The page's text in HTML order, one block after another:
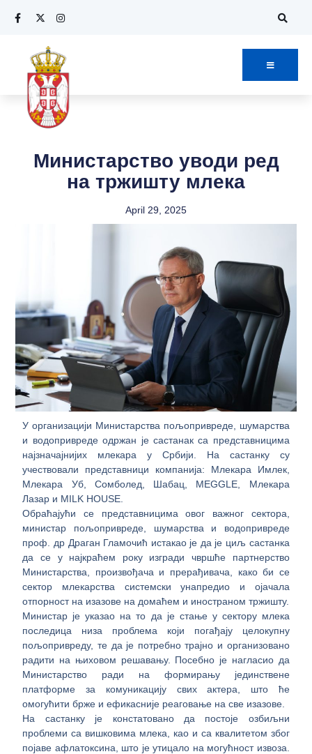
Министарство уводи ред
на тржишту млека
April 29, 2025
У организацији Министарства пољопривреде, шумарства
и водопривреде одржан je састанак са представницима
најзначајнијих млекара у Србији. На састанку су
учествовали представници компанија: Млекара Имлек,
Млекара Уб, Сомболед, Шабац, MEGGLE, Млекара
Лазар и MILK HOUSE.
Обраћајући се представницима овог важног сектора,
министар пољопривреде, шумарства и водопривреде
проф. др Драган Гламочић истакао је да је циљ састанка
да се у најкраћем року изгради чвршће партнерство
Министарства, произвођача и прерађивача, како би се
сектор млекарства системски унапредио и ојачала
отпорност на изазове на домаћем и иностраном тржишту.
Министар је указао на то да је стање у сектору млека
последица низа проблема који погађају целокупну
пољопривреду, те да је потребно трајно и организовано
радити на њиховом решавању. Посебно је нагласио да
Министарство ради на формирању јединствене
платформе за комуникацију свих актера, што ће
омогућити брже и ефикасније реаговање на све изазове.
На састанку је констатовано да постоје озбиљни
проблеми са вишковима млека, као и са квалитетом због
појаве афлатоксина, што је утицало на могућност извоза.